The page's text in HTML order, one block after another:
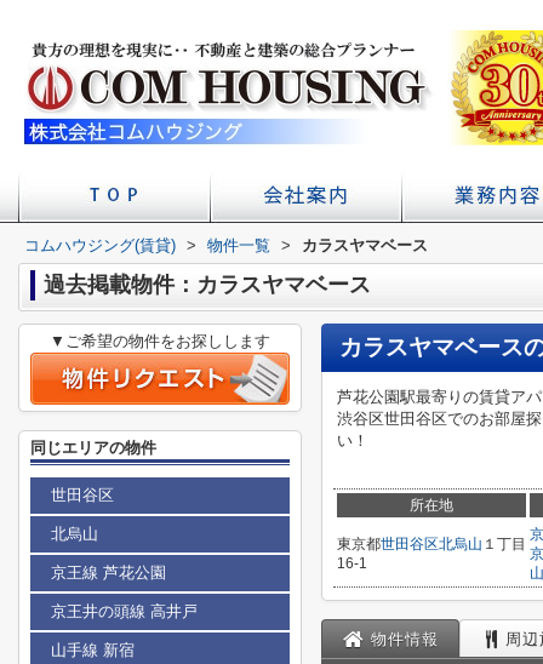
店舗へのアクセス
会社概要 初台の賃貸 不
コムハウジング(賃貸) > 物件一覧 > カラスヤマベース
過去掲載物件：カラスヤマベース
カラスヤマベース
芦花公園駅最寄りの賃貸ア
渋谷区世田谷区でのお部屋
い！
所在地
東京都世田谷区北烏山 １丁目
16-1
物件情報 周
▼ご希望の物件をお探しします
同じエリアの物件
世田谷区
北烏山
京王線 芦花公園
京王井の頭線 高井戸
山手線 新宿